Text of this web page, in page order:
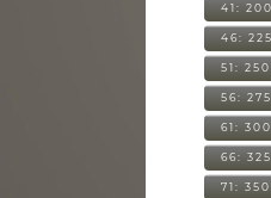
41:
46:
51:
56:
61:
66:
71: